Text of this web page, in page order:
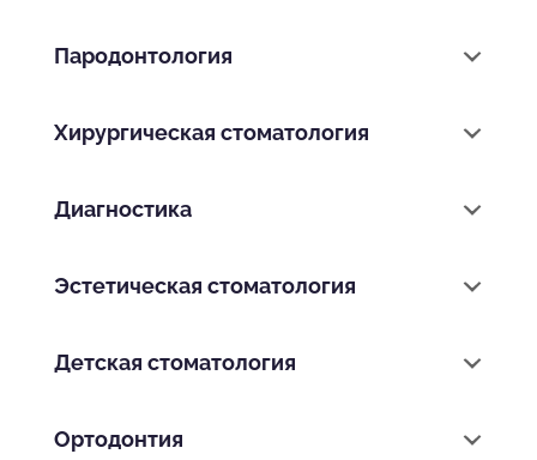
Пародонтология
Хирургическая стоматология
Диагностика
Эстетическая стоматология
Детская стоматология
Ортодонтия